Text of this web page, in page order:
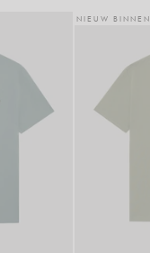
NIEUW BINNEN